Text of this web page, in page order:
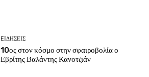
EΙΔΗΣΕΙΣ
10ος στον κόσμο στην σφαιροβολία ο
Εβρίτης Βαλάντης Κανοτζιάν